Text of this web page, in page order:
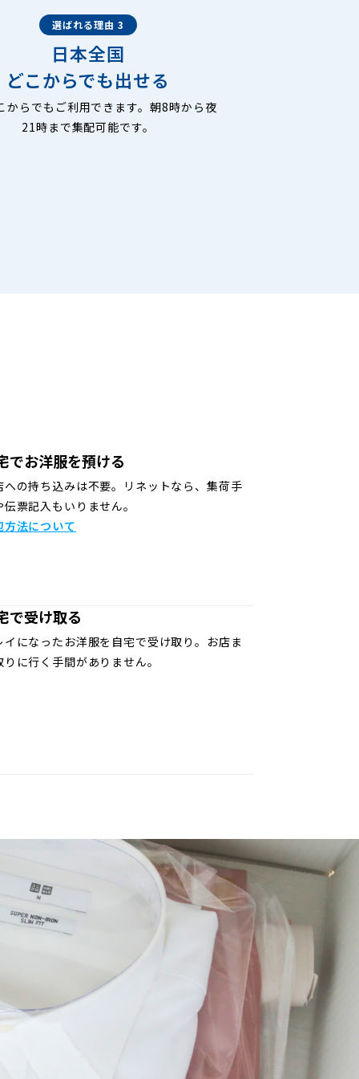
選ばれる理由 3
日本全国
どこからでも出せる
からでもご利用できます。朝8時から夜
21時まで集配可能です。
でお洋服を預ける
への持ち込みは不要。リネットなら、集荷手
伝票記入もいりません。
方法について
で受け取る
イになったお洋服を自宅で受け取り。お店ま
りに行く手間がありません。